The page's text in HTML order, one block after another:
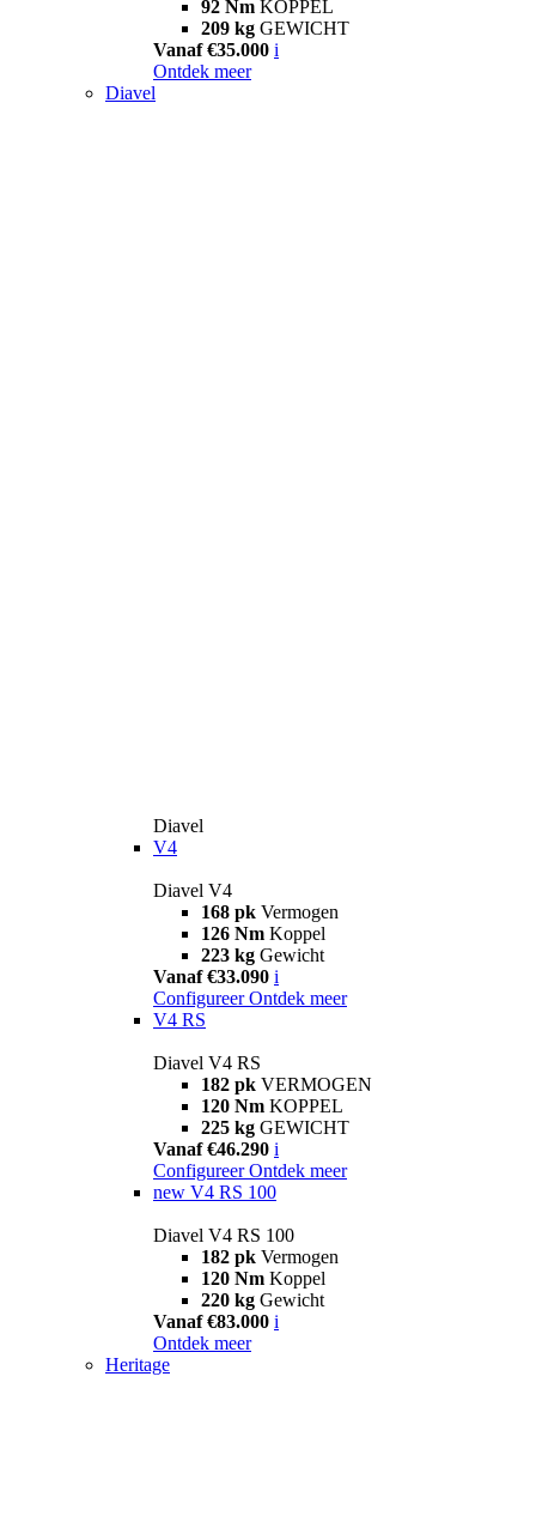
92 Nm KOPPEL
209 kg GEWICHT
Vanaf €35.000 i
Ontdek meer
Diavel
Diavel
V4
Diavel V4
168 pk Vermogen
126 Nm Koppel
223 kg Gewicht
Vanaf €33.090 i
Configureer Ontdek meer
V4 RS
Diavel V4 RS
182 pk VERMOGEN
120 Nm KOPPEL
225 kg GEWICHT
Vanaf €46.290 i
Configureer Ontdek meer
new V4 RS 100
Diavel V4 RS 100
182 pk Vermogen
120 Nm Koppel
220 kg Gewicht
Vanaf €83.000 i
Ontdek meer
Heritage